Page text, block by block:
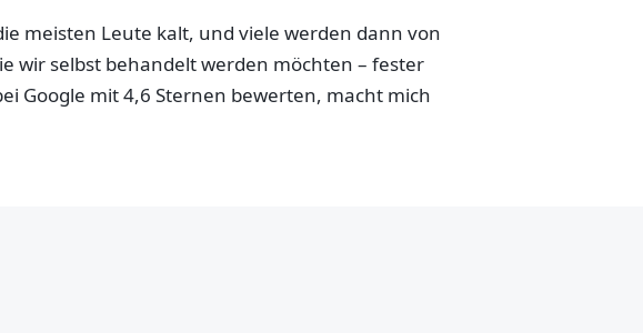
meisten Leute kalt, und viele werden dann von
wir selbst behandelt werden möchten – fester
Google mit 4,6 Sternen bewerten, macht mich